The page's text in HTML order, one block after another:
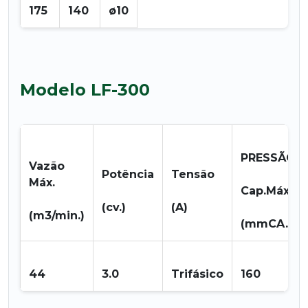
175 140 ø10
Modelo LF-300
Vazão
Máx.
(m3/min.)
Potência
(cv.)
Tensão
(A)
PRESSÃO
Cap.Máx.
(mmCA.)
44 3.0 Trifásico 160